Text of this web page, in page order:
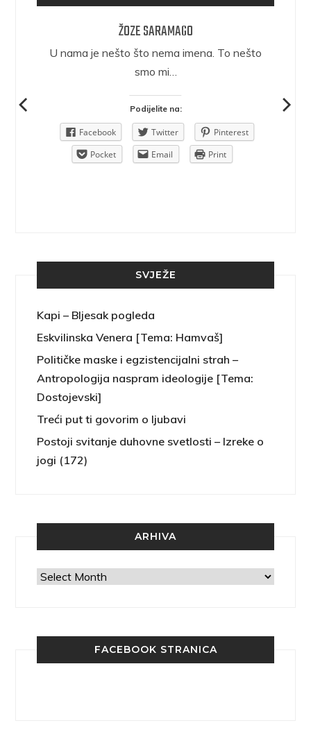
ŽOZE SARAMAGO
U nama je nešto što nema imena. To nešto
smo mi…
Podijelite na:
Facebook Twitter
Pinterest
Pocket
Email Print
SVJEŽE
Kapi – Bljesak pogleda
Eskvilinska Venera [Tema: Hamvaš]
Političke maske i egzistencijalni strah –
Antropologija naspram ideologije [Tema:
Dostojevski]
Treći put ti govorim o ljubavi
Postoji svitanje duhovne svetlosti – Izreke o
jogi (172)
ARHIVA
Arhiva
FACEBOOK STRANICA